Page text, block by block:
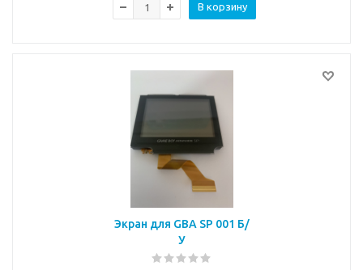
В корзину
Экран для GBA SP 001 Б/
У